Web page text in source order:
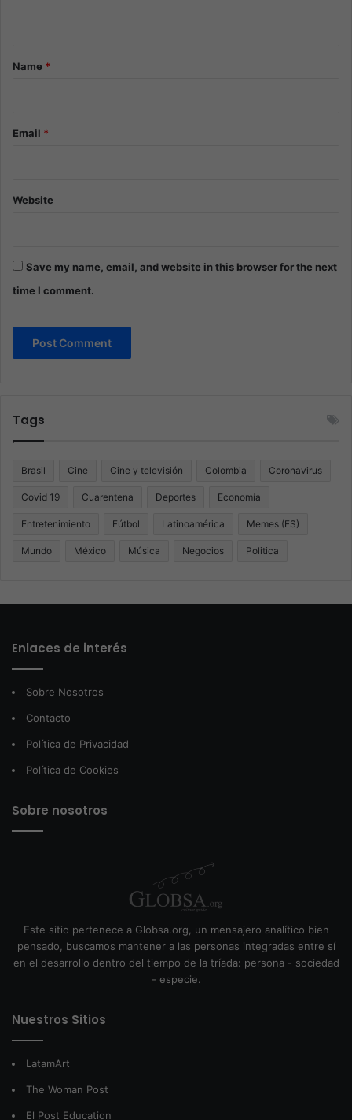
*Name *
Email *
Website
Save my name, email, and website in this browser for the next
time I comment.
Tags
Brasil Cine Cine y televisión Colombia Coronavirus
Covid 19 Cuarentena Deportes Economía
Entretenimiento Fútbol Latinoamérica Memes (ES)
Mundo México Música Negocios Politica
Enlaces de interés
Sobre Nosotros
Contacto
Política de Privacidad
Política de Cookies
Sobre nosotros
Este sitio pertenece a Globsa.org, un mensajero analítico bien
pensado, buscamos mantener a las personas integradas entre sí
en el desarrollo dentro del tiempo de la tríada: persona - sociedad
- especie.
Nuestros Sitios
LatamArt
The Woman Post
El Post Education